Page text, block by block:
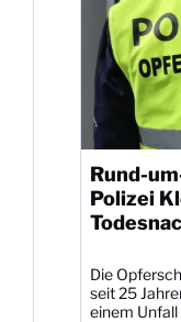
Rund-
Polizei
Die
seit 25
einem Unfall